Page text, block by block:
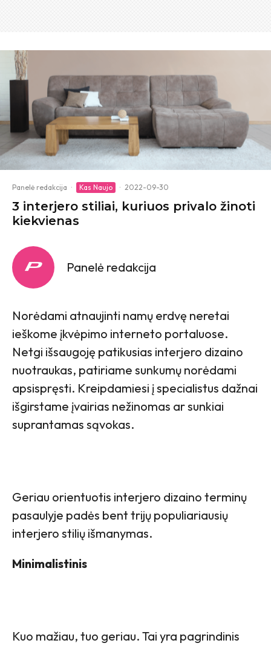
Panelė redakcija · Kas Naujo · 2022-09-30
3 interjero stiliai, kuriuos privalo žinoti
kiekvienas
Panelė redakcija
Norėdami atnaujinti namų erdvę neretai
ieškome įkvėpimo interneto portaluose.
Netgi išsaugoję patikusias interjero dizaino
nuotraukas, patiriame sunkumų norėdami
apsispręsti. Kreipdamiesi į specialistus dažnai
išgirstame įvairias nežinomas ar sunkiai
suprantamas sąvokas.
Geriau orientuotis interjero dizaino terminų
pasaulyje padės bent trijų populiariausių
interjero stilių išmanymas.
Minimalistinis
Kuo mažiau, tuo geriau. Tai yra pagrindinis